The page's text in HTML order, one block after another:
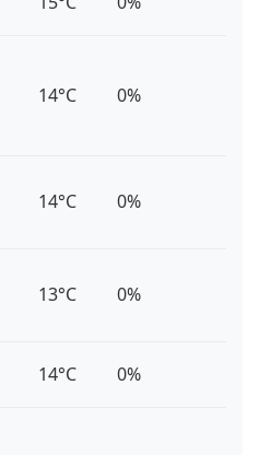
14°C 0%
14°C 0%
13°C 0%
14°C 0%